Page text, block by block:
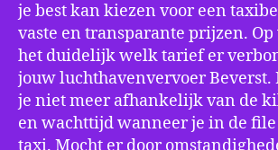
je best kan kiezen voor een
vaste en transparante prijzen.
het duidelijk welk tarief er
jouw luchthavenvervoer Beverst.
je niet meer afhankelijk van de
en wachttijd wanneer je in de file